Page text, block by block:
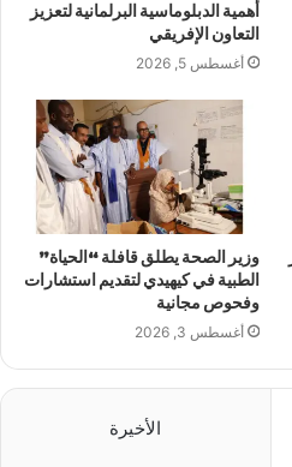
أهمية الدبلوماسية البرلمانية لتعزيز
التعاون الإفريقي
أغسطس 5, 2026
وزير الصحة يطلق قافلة “الحياة”
الطبية في كيهيدي لتقديم استشارات
وفحوص مجانية
أغسطس 3, 2026
الأخيرة